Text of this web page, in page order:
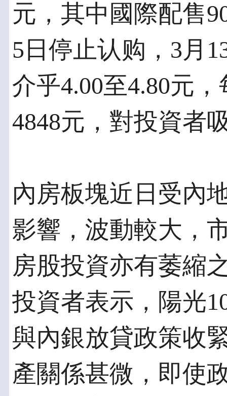
元，其中國際配售
5日停止认购，3月
介乎4.00至4.80元
4848元，對投資者
內房板塊近日受內
影響，波動較大，
房股投資亦有萎縮
投資者表示，陽光
與內銀放貸政策收
產關係甚微，即使